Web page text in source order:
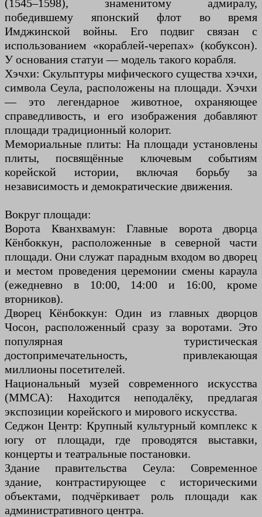
(1545–1598), знаменитому адмиралу,
победившему японский флот во время
Имджинской войны. Его подвиг связан с
использованием «кораблей-черепах» (кобуксон).
У основания статуи — модель такого корабля.
Хэчхи: Скульптуры мифического существа хэчхи,
символа Сеула, расположены на площади. Хэчхи
— это легендарное животное, охраняющее
справедливость, и его изображения добавляют
площади традиционный колорит.
Мемориальные плиты: На площади установлены
плиты, посвящённые ключевым событиям
корейской истории, включая борьбу за
независимость и демократические движения.
Вокруг площади:
Ворота Кванхвамун: Главные ворота дворца
Кёнбоккун, расположенные в северной части
площади. Они служат парадным входом во дворец
и местом проведения церемонии смены караула
(ежедневно в 10:00, 14:00 и 16:00, кроме
вторников).
Дворец Кёнбоккун: Один из главных дворцов
Чосон, расположенный сразу за воротами. Это
популярная туристическая
достопримечательность, привлекающая
миллионы посетителей.
Национальный музей современного искусства
(MMCA): Находится неподалёку, предлагая
экспозиции корейского и мирового искусства.
Седжон Центр: Крупный культурный комплекс к
югу от площади, где проводятся выставки,
концерты и театральные постановки.
Здание правительства Сеула: Современное
здание, контрастирующее с историческими
объектами, подчёркивает роль площади как
административного центра.